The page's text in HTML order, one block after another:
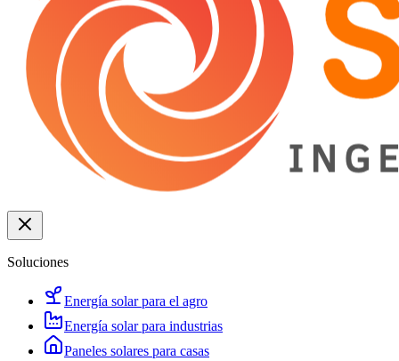
Soluciones
Energía solar para el agro
Energía solar para industrias
Paneles solares para casas